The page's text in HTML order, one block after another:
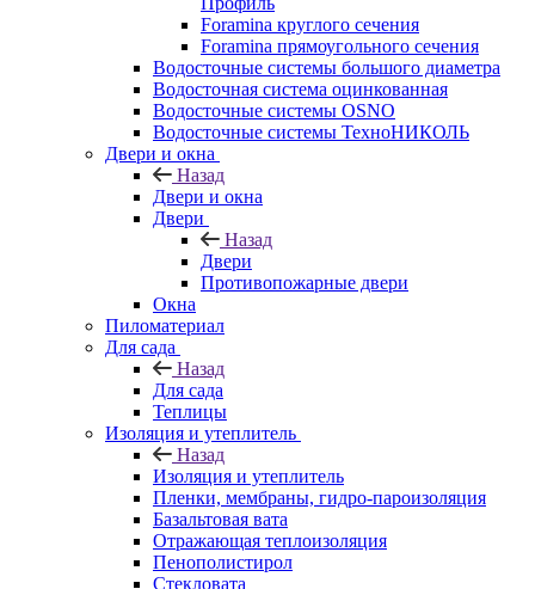
Foramina круглого сечения
Foramina прямоугольного сечения
Водосточные системы большого диаметра
Водосточная система оцинкованная
Водосточные системы OSNO
Водосточные системы ТехноНИКОЛЬ
Двери и окна
Назад
Двери и окна
Двери
Назад
Двери
Противопожарные двери
Окна
Пиломатериал
Для сада
Назад
Для сада
Теплицы
Изоляция и утеплитель
Назад
Изоляция и утеплитель
Пленки, мембраны, гидро-пароизоляция
Базальтовая вата
Отражающая теплоизоляция
Пенополистирол
Стекловата